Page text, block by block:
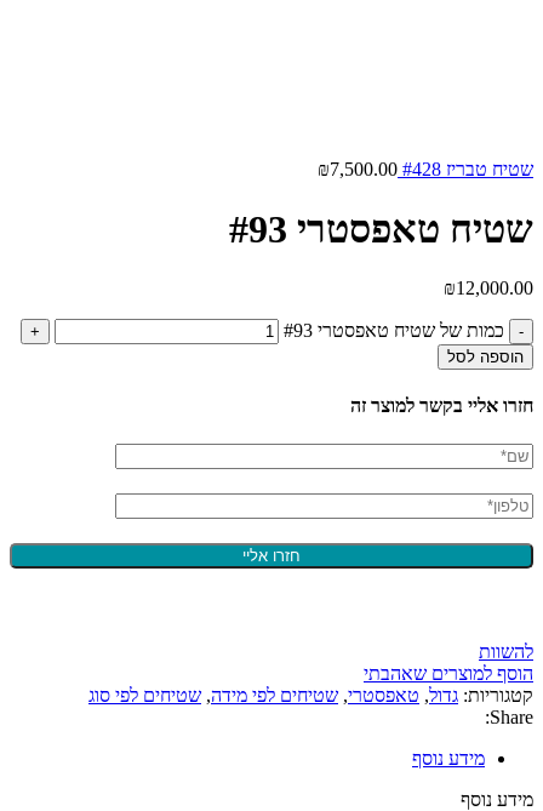
שטיח טבריז #428 ₪7,500.00
שטיח טאפסטרי #93
₪12,000.00
כמות של שטיח טאפסטרי #93
הוספה לסל
חזרו אליי בקשר למוצר זה
להשוות
הוסף למוצרים שאהבתי
קטגוריות: גדול, טאפסטרי, שטיחים לפי מידה, שטיחים לפי סוג
Share:
מידע נוסף
מידע נוסף